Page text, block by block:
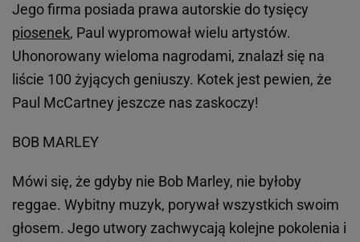
Jego firma posiada prawa autorskie do tysięcy
piosenek, Paul wypromował wielu artystów.
Uhonorowany wieloma nagrodami, znalazł się na
liście 100 żyjących geniuszy. Kotek jest pewien, że
Paul McCartney jeszcze nas zaskoczy!
BOB MARLEY
Mówi się, że gdyby nie Bob Marley, nie byłoby
reggae. Wybitny muzyk, porywał wszystkich swoim
głosem. Jego utwory zachwycają kolejne pokolenia i